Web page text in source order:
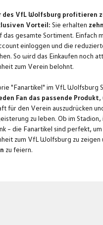
des VfL Wolfsburg profitieren
Vorteil: Sie erhalten
das gesamte Sortiment. Einfach
einloggen und die
So wird das Einkaufen noch
zum Verein belohnt.
"Fanartikel" im VfL Wolfsburg
Fan das passende Produkt,
für den Verein auszudrücken
zu leben. Ob im
– die Fanartikel sind perfekt,
zum VfL Wolfsburg zu zeigen
zu feiern.